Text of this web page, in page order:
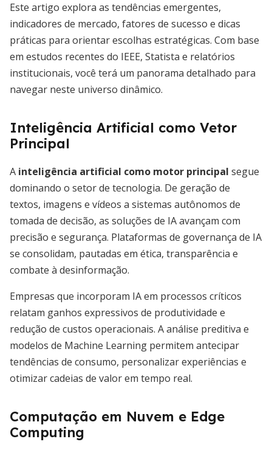
Este artigo explora as tendências emergentes,
indicadores de mercado, fatores de sucesso e dicas
práticas para orientar escolhas estratégicas. Com base
em estudos recentes do IEEE, Statista e relatórios
institucionais, você terá um panorama detalhado para
navegar neste universo dinâmico.
Inteligência Artificial como Vetor
Principal
A inteligência artificial como motor principal segue
dominando o setor de tecnologia. De geração de
textos, imagens e vídeos a sistemas autônomos de
tomada de decisão, as soluções de IA avançam com
precisão e segurança. Plataformas de governança de IA
se consolidam, pautadas em ética, transparência e
combate à desinformação.
Empresas que incorporam IA em processos críticos
relatam ganhos expressivos de produtividade e
redução de custos operacionais. A análise preditiva e
modelos de Machine Learning permitem antecipar
tendências de consumo, personalizar experiências e
otimizar cadeias de valor em tempo real.
Computação em Nuvem e Edge
Computing